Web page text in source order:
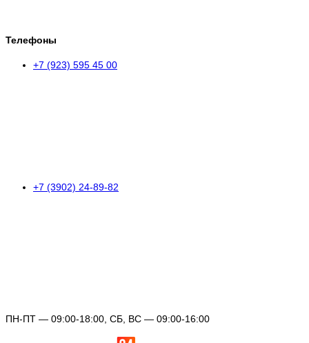
Телефоны
+7 (923) 595 45 00
+7 (3902) 24-89-82
ПН-ПТ — 09:00-18:00, СБ, ВС — 09:00-16:00